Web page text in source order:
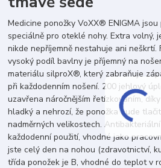
Medicine ponožky VoXX® ENIGMA
speciálně pro oteklé nohy. Extra volný,
nikde nepříjemně nestahuje ani neškrtí.
vysoký podíl bavlny je příjemný na
materiálu silproX®, který zabraňuje
při každodenním nošení. 200 jehlový
uzavřena náročnějším řetízkováním,
hladký a nehrozí, že ponožka bude
nadměrných velikostech.
každodenní použití, vhodné jako
jste celý den na nohou (zdravotnictví,
třída ponožek je B, vhodné do teplot v